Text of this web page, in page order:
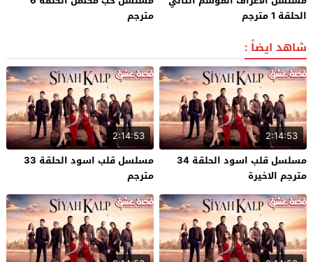
الحلقة 1 مترجم
مترجم
شاهد ايضاً :
2:14:53
مسلسل قلب اسود الحلقة 34
مترجم الاخيرة
2:14:53
مسلسل قلب اسود الحلقة 33
مترجم